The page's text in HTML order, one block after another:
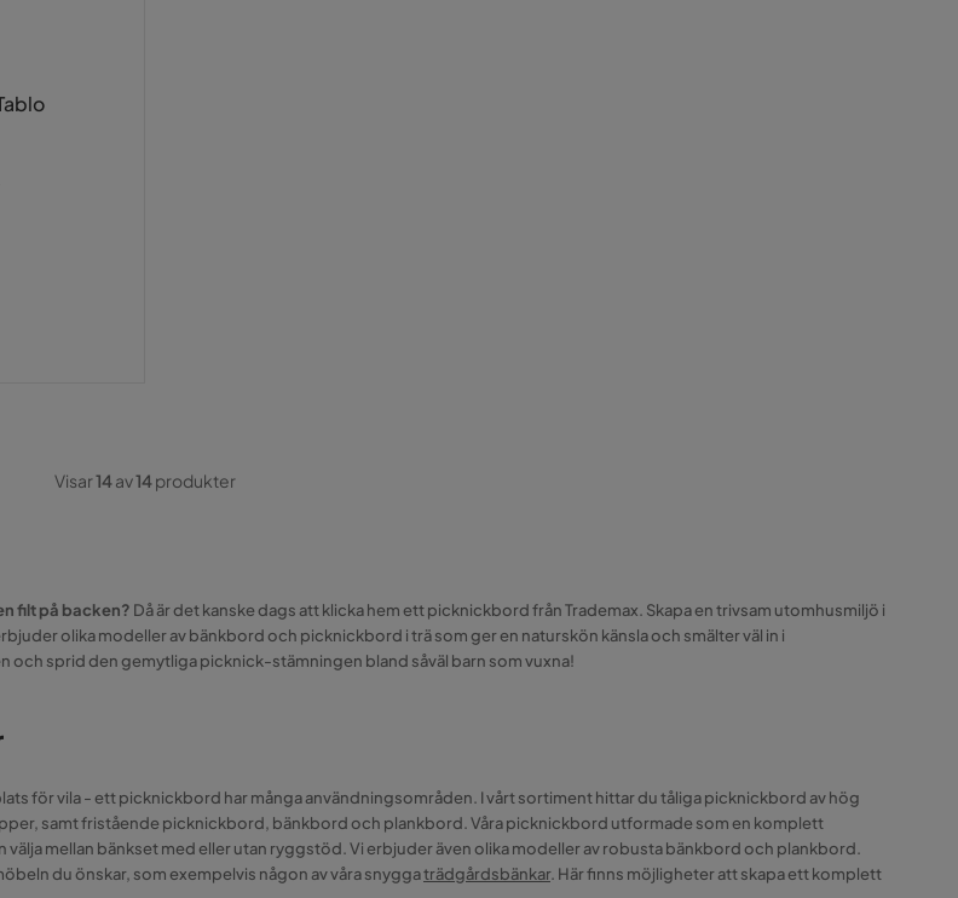
Visar14av14produkter
filt på backen? Då är det kanske dags att klicka hem ett picknickbord från Trademax. Skapa en trivsam utomhusmiljö i
olika modeller av bänkbord och picknickbord i trä som ger en naturskön känsla och smälter väl in i
sprid den gemytliga picknick-stämningen bland såväl barn som vuxna!
för vila - ett picknickbord har många användningsområden. I vårt sortiment hittar du tåliga picknickbord av hög
samt fristående picknickbord, bänkbord och plankbord. Våra picknickbord utformade som en komplett
mellan bänkset med eller utan ryggstöd. Vi erbjuder även olika modeller av robusta bänkbord och plankbord.
du önskar, som exempelvis någon av våra snyggaträdgårdsbänkar. Här finns möjligheter att skapa ett komplett